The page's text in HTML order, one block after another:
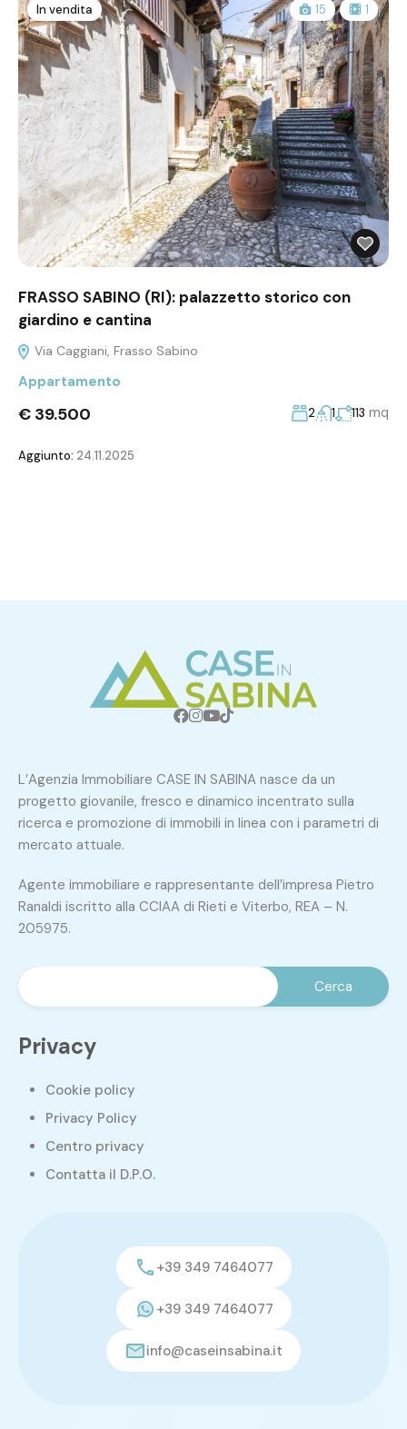
In vendita 15 1
FRASSO SABINO (RI): palazzetto storico con
giardino e cantina
Via Caggiani, Frasso Sabino
Appartamento
€ 39.500 2 1 113 mq
Aggiunto: 24.11.2025
L’Agenzia Immobiliare CASE IN SABINA nasce da un
progetto giovanile, fresco e dinamico incentrato sulla
ricerca e promozione di immobili in linea con i parametri di
mercato attuale.
Agente immobiliare e rappresentante dell’impresa Pietro
Ranaldi iscritto alla CCIAA di Rieti e Viterbo, REA – N.
205975.
Privacy
Cookie policy
Privacy Policy
Centro privacy
Contatta il D.P.O.
+39 349 7464077
+39 349 7464077
info@caseinsabina.it